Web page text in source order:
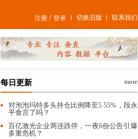
联系我们
切换旧版
注册 /登录
每日更新 more
对泡泡玛特多头持仓比例降至5.55%，段永
平食言了吗？
百亿激光企业两连跌停，一夜6份公告引爆
多重危机？